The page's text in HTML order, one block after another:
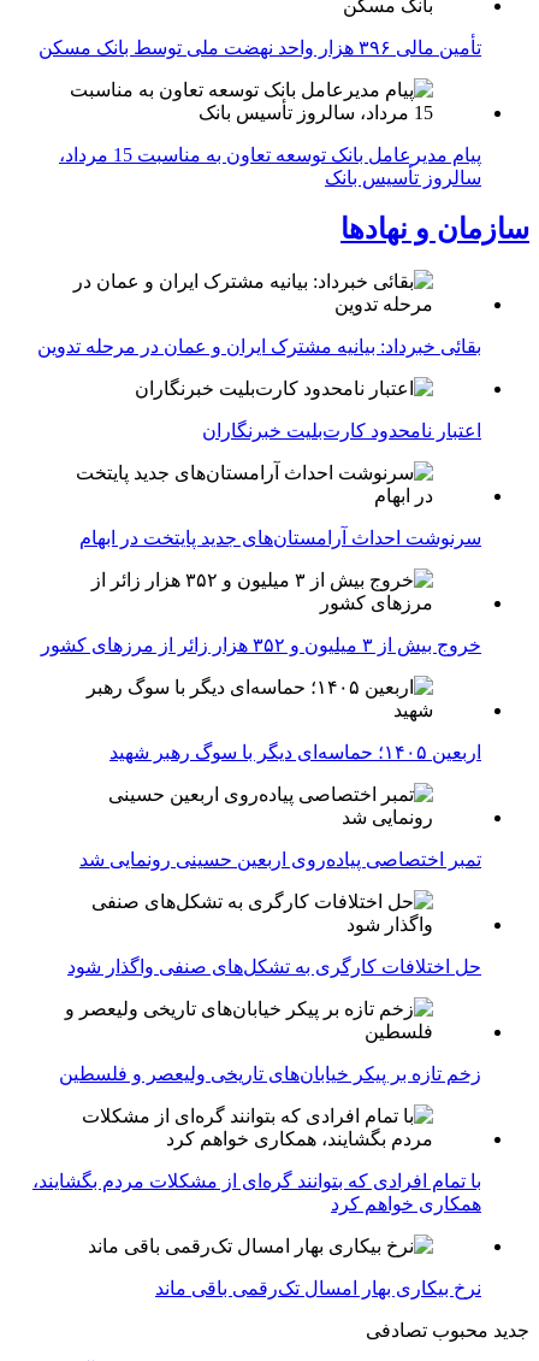
تأمین مالی ۳۹۶ هزار واحد نهضت ملی توسط بانک مسکن
پیام مدیرعامل بانک توسعه تعاون به مناسبت 15 مرداد،
سالروز تأسیس بانک
سازمان و نهادها
بقائی خبرداد: بیانیه مشترک ایران و عمان در مرحله تدوین
اعتبار نامحدود کارت‌بلیت خبرنگاران
سرنوشت احداث آرامستان‌های جدید پایتخت در ابهام
خروج بیش از ۳ میلیون و ۳۵۲ هزار زائر از مرزهای کشور
اربعین ۱۴۰۵؛ حماسه‌ای دیگر با سوگ رهبر شهید
تمبر اختصاصی پیاده‌روی اربعین حسینی رونمایی شد
حل اختلافات کارگری به تشکل‌های صنفی واگذار شود
زخم تازه بر پیکر خیابان‌های تاریخی ولیعصر و فلسطین
با تمام افرادی که بتوانند گره‌ای از مشکلات مردم بگشایند،
همکاری خواهم کرد
نرخ بیکاری بهار امسال تک‌رقمی باقی ماند
جدید محبوب تصادفی